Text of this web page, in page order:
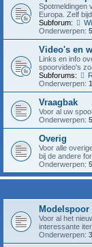
Spotmeldingen
Europa. Zelf
Subforum:
Onderwerpen:
Video's en
Links en info
spoorvideo's
Subforums:
Onderwerpen:
Vraagbak
Voor al uw
Onderwerpen:
Overig
Voor alle
bij de andere
Onderwerpen:
Modelspoor
Voor al het
interessante
Onderwerpen: